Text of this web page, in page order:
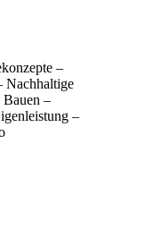
–
Nachhaltige
–
–